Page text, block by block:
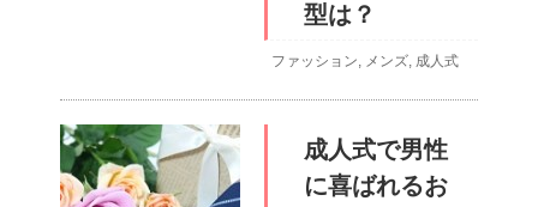
型は？
ファッション, メンズ, 成人式
成人式で男性
に喜ばれるお